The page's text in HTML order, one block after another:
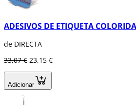
ADESIVOS DE ETIQUETA
de DIRECTA
33,07 € 23,15 €
Adicionar